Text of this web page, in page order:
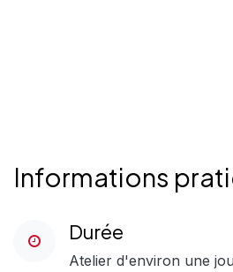
Informations
Durée
Atelier d'environ une